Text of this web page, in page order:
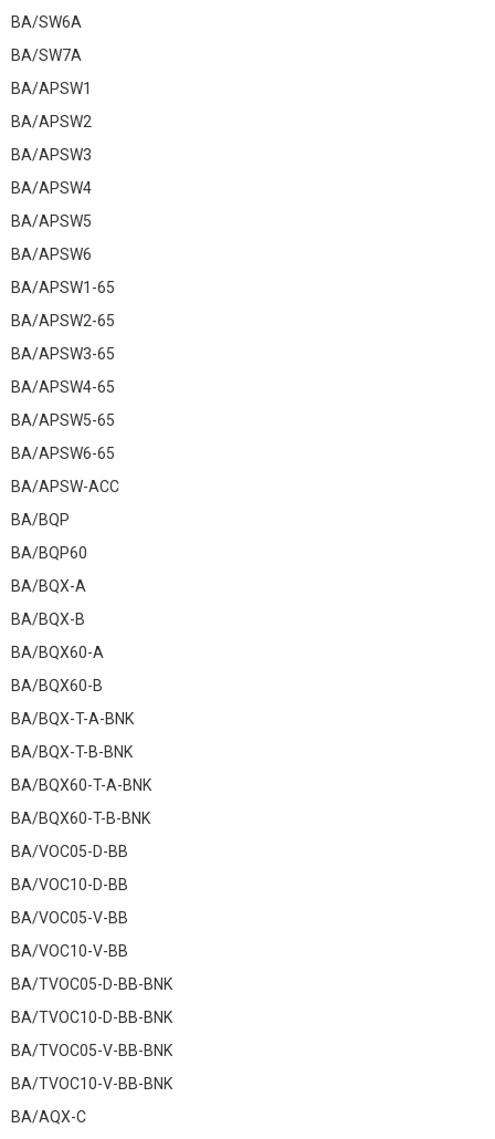
BA/SW6A
BA/SW7A
BA/APSW1
BA/APSW2
BA/APSW3
BA/APSW4
BA/APSW5
BA/APSW6
BA/APSW1-65
BA/APSW2-65
BA/APSW3-65
BA/APSW4-65
BA/APSW5-65
BA/APSW6-65
BA/APSW-ACC
BA/BQP
BA/BQP60
BA/BQX-A
BA/BQX-B
BA/BQX60-A
BA/BQX60-B
BA/BQX-T-A-BNK
BA/BQX-T-B-BNK
BA/BQX60-T-A-BNK
BA/BQX60-T-B-BNK
BA/VOC05-D-BB
BA/VOC10-D-BB
BA/VOC05-V-BB
BA/VOC10-V-BB
BA/TVOC05-D-BB-BNK
BA/TVOC10-D-BB-BNK
BA/TVOC05-V-BB-BNK
BA/TVOC10-V-BB-BNK
BA/AQX-C